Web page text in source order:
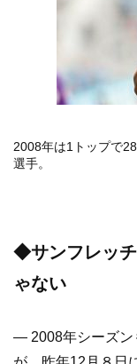
2008年は1トップで
選手。
◆サンフレッ
ゃない
― 2008年シーズン